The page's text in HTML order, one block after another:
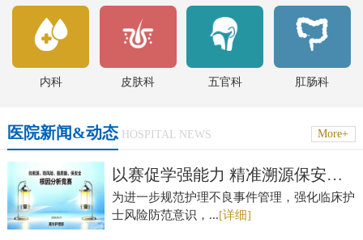
内科 皮肤科 五官科 肛肠科
医院新闻&动态 HOSPITAL NEWS More+
以赛促学强能力 精准溯源保安全——上海嘉
为进一步规范护理不良事件管理，强化临床护
士风险防范意识，...[详细]